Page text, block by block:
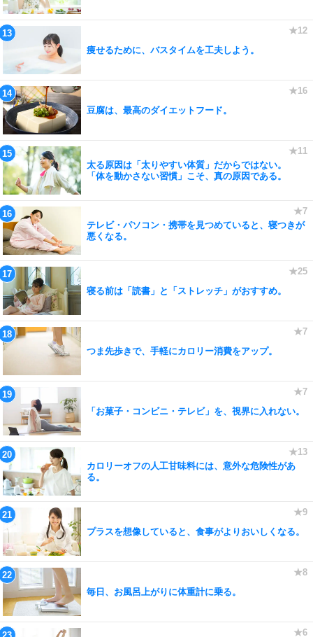
痩せるために、バスタイムを工夫しよう。
豆腐は、最高のダイエットフード。
太る原因は「太りやすい体質」だからではない。
「体を動かさない習慣」こそ、真の原因である。
テレビ・パソコン・携帯を見つめていると、寝つきが
悪くなる。
寝る前は「読書」と「ストレッチ」がおすすめ。
つま先歩きで、手軽にカロリー消費をアップ。
「お菓子・コンビニ・テレビ」を、視界に入れない。
カロリーオフの人工甘味料には、意外な危険性があ
る。
プラスを想像していると、食事がよりおいしくなる。
毎日、お風呂上がりに体重計に乗る。